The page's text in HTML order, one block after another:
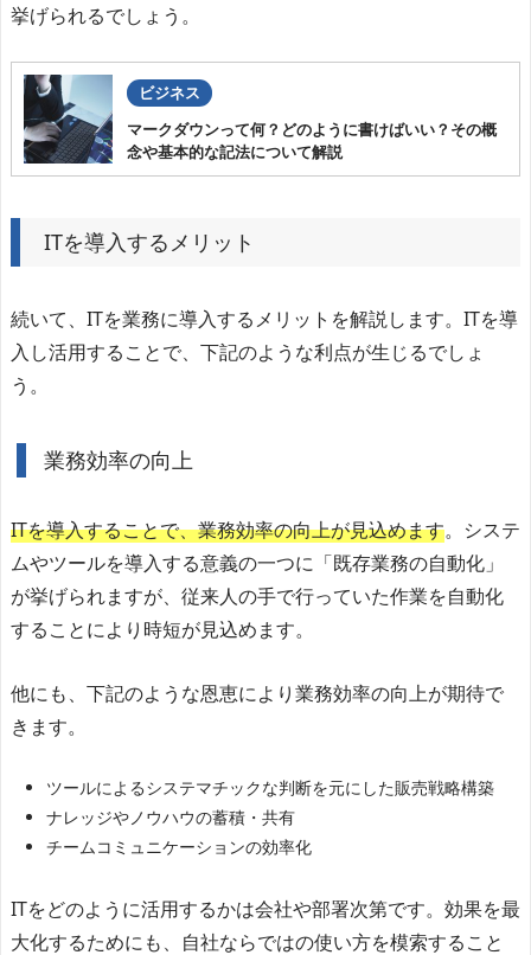
挙げられるでしょう。
ビジネス
マークダウンって何？どのように書けばいい？その概
念や基本的な記法について解説
ITを導入するメリット
続いて、ITを業務に導入するメリットを解説します。ITを導
入し活用することで、下記のような利点が生じるでしょ
う。
業務効率の向上
ITを導入することで、業務効率の向上が見込めます。システ
ムやツールを導入する意義の一つに「既存業務の自動化」
が挙げられますが、従来人の手で行っていた作業を自動化
することにより時短が見込めます。
他にも、下記のような恩恵により業務効率の向上が期待で
きます。
ツールによるシステマチックな判断を元にした販売戦略構築
ナレッジやノウハウの蓄積・共有
チームコミュニケーションの効率化
ITをどのように活用するかは会社や部署次第です。効果を最
大化するためにも、自社ならではの使い方を模索すること